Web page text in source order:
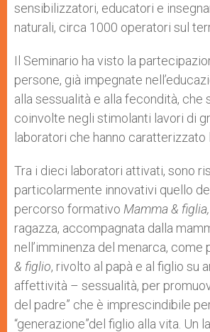
sensibilizzatori, educatori e
naturali, circa 1000 operatori sul
Il Seminario ha visto la
persone, già impegnate
alla sessualità e alla fecondità, che
coinvolte negli stimolanti lavori di
laboratori che hanno caratterizzato
Tra i dieci laboratori attivati, sono
particolarmente innovativi quello
percorso formativo Mamma & figlia,
ragazza, accompagnata dalla
nell’imminenza del menarca, come
& figlio, rivolto al papà e al figlio su
affettività – sessualità, per
del padre” che è imprescindibile
“generazione”del figlio alla vita. Un